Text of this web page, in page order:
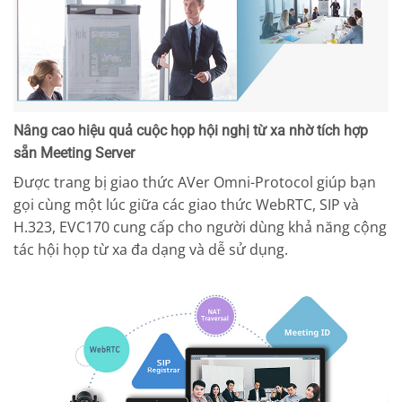
Nâng cao hiệu quả cuộc họp hội nghị từ xa nhờ tích hợp
sẵn Meeting Server
Được trang bị giao thức AVer Omni-Protocol giúp bạn
gọi cùng một lúc giữa các giao thức WebRTC, SIP và
H.323, EVC170 cung cấp cho người dùng khả năng cộng
tác hội họp từ xa đa dạng và dễ sử dụng.